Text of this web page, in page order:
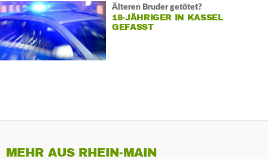
Älteren Bruder getötet?
18-JÄHRIGER IN KASSEL
GEFASST
MEHR AUS RHEIN-MAIN